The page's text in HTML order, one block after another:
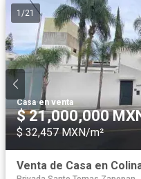
1 /21
Casa·en venta
$ 21,000,000
$ 32,457 MXN/m²
Venta de Casa en